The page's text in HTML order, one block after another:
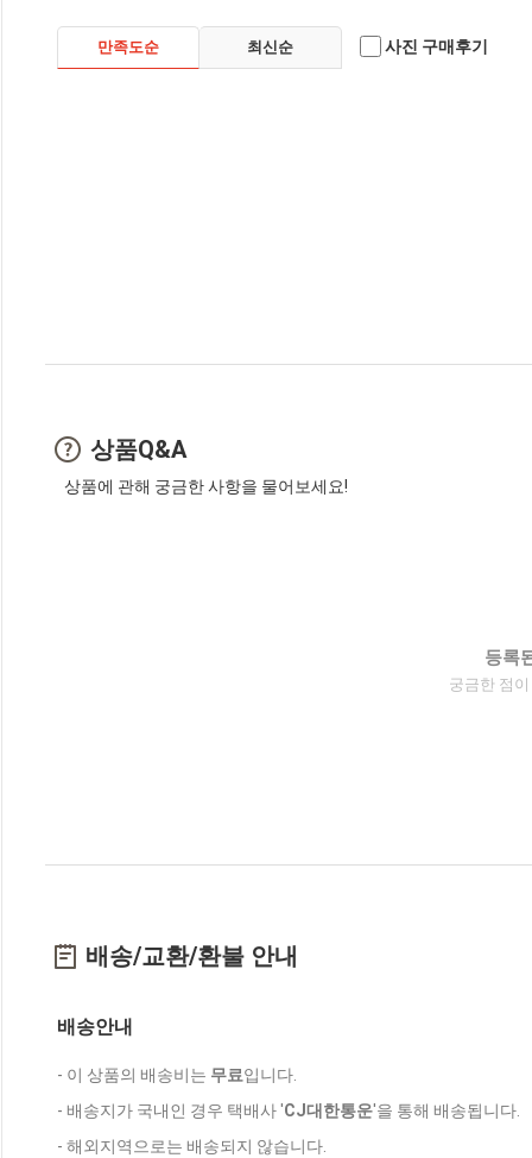
만족도순 최신순 사진 구매후기
상품Q&A
상품에 관해 궁금한 사항을 물어보세요!
등록
궁금한 점
배송/교환/환불 안내
배송안내
- 이 상품의 배송비는 무료입니다.
- 배송지가 국내인 경우 택배사 'CJ대한통운'을 통해 배송됩니다.
- 해외지역으로는 배송되지 않습니다.